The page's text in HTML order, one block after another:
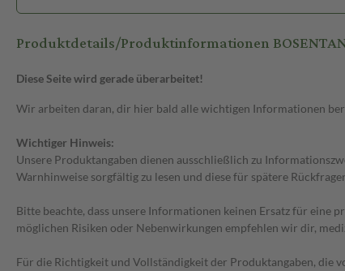
Produktdetails/Produktinformationen
Diese Seite wird gerade überarbeitet!
Wir arbeiten daran, dir hier bald alle wichtigen Informationen
Wichtiger Hinweis:
Unsere Produktangaben dienen ausschließlich zu
Warnhinweise sorgfältig zu lesen und diese für spätere
Bitte beachte, dass unsere Informationen keinen Ersatz für eine
möglichen Risiken oder Nebenwirkungen empfehlen wir dir,
Für die Richtigkeit und Vollständigkeit der Produktangaben, die